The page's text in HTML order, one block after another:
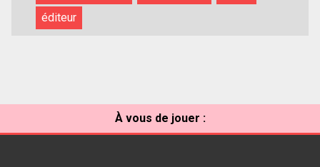
éditeur
À vous de jouer :